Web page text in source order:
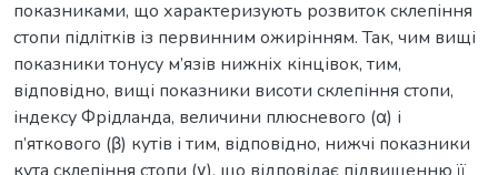
показниками, що характеризують розвиток склепіння
стопи підлітків із первинним ожирінням. Так, чим вищі
показники тонусу м’язів нижніх кінцівок, тим,
відповідно, вищі показники висоти склепіння стопи,
індексу Фрідланда, величини плюсневого (α) і
п’яткового (β) кутів і тим, відповідно, нижчі показники